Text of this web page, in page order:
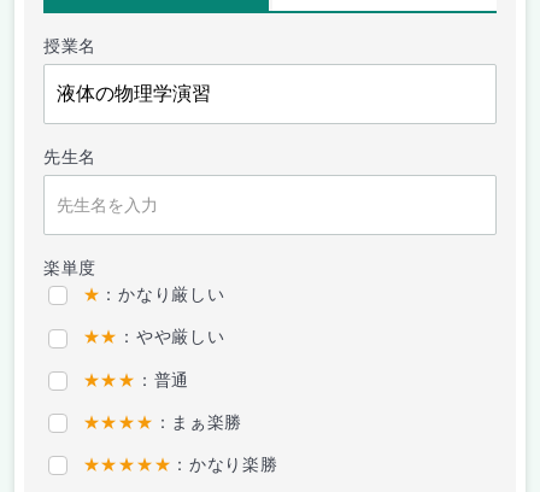
授業名
先生名
楽単度
★ ：かなり厳しい
★★ ：やや厳しい
★★★ ：普通
★★★★ ：まぁ楽勝
★★★★★ ：かなり楽勝